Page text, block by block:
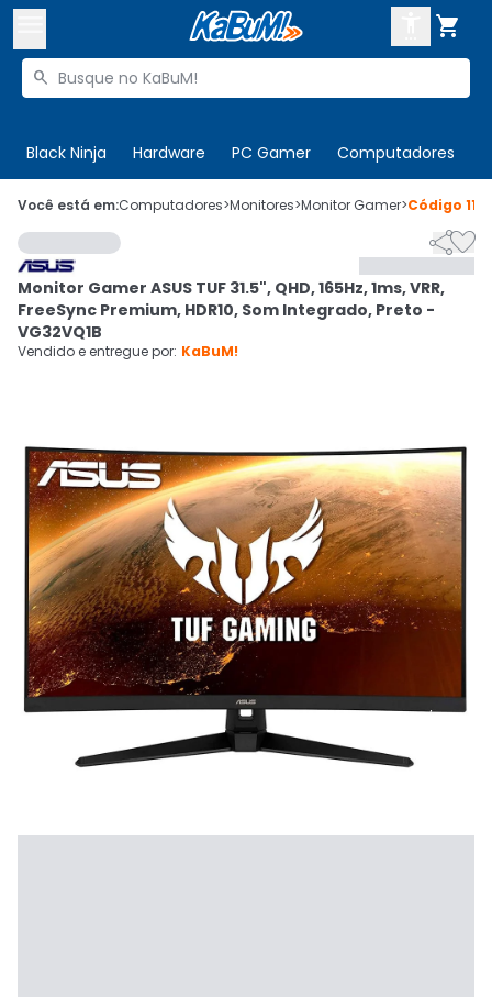

Buscar produtos

Black Ninja Hardware PC Gamer Computadores
 Olá. Acesse sua conta
 Departamentos
Cupons
Mais Vendidos
CADASTRE-SE
Você está em:Computadores>Monitores>Monitor Gamer>Código

Monitor Gamer ASUS TUF 31.5", QHD, 165Hz, 1ms, VRR,
FreeSync Premium, HDR10, Som Integrado, Preto -
VG32VQ1B
Vendido e entregue por: KaBuM!